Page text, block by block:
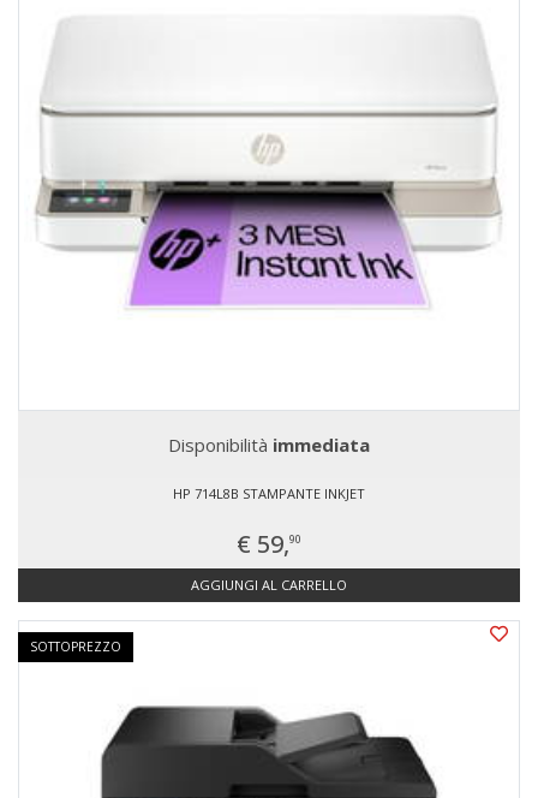
Disponibilità immediata
HP 714L8B STAMPANTE INKJET
€ 59,90
AGGIUNGI AL CARRELLO
SOTTOPREZZO